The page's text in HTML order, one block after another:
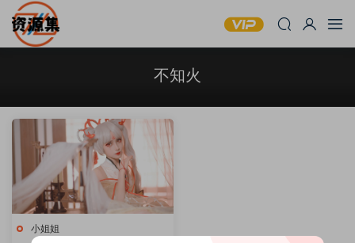
不知火
小姐姐